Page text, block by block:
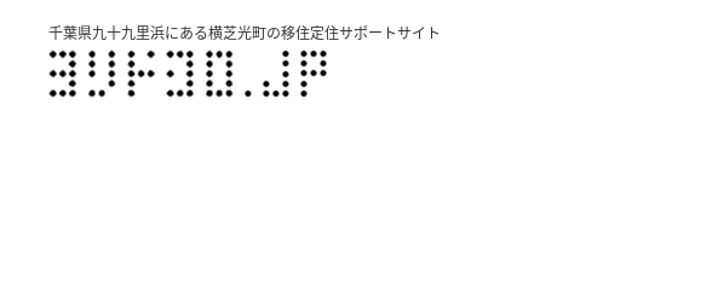
千葉県九十九里浜にある横芝光町の移住定住サポートサイト